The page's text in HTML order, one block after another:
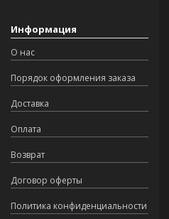
Информация
О нас
Порядок оформления заказа
Доставка
Оплата
Возврат
Договор оферты
Политика конфиденциальности